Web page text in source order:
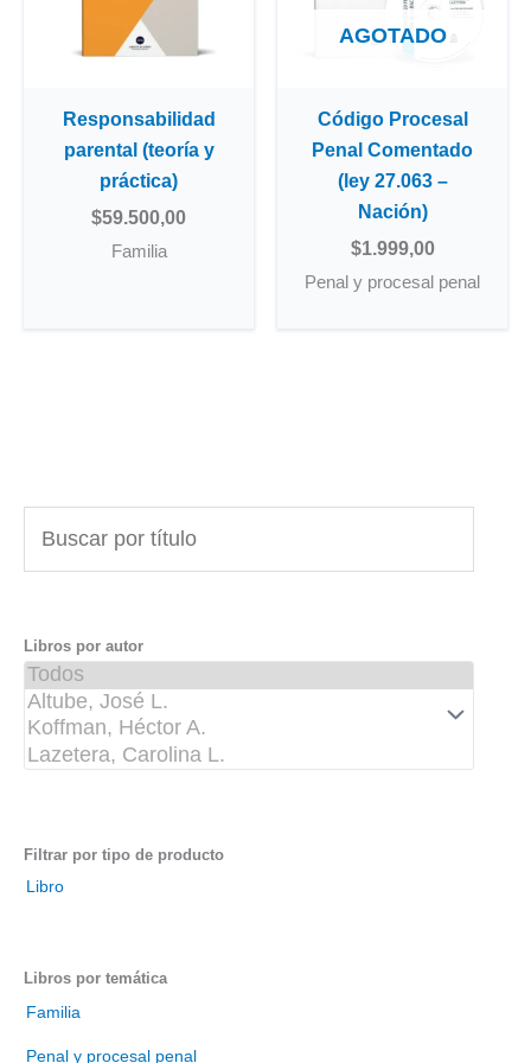
s
a
r
p
o
t
Libros por autor
Filtrar por tipo de producto
Libro
Libros por temática
Familia
Penal y procesal penal
Responsabilidad
parental (teoría y
práctica)
$59.500,00
Familia
AGOTADO
Código Procesal
Penal Comentado
(ley 27.063 –
Nación)
$1.999,00
Penal y procesal penal